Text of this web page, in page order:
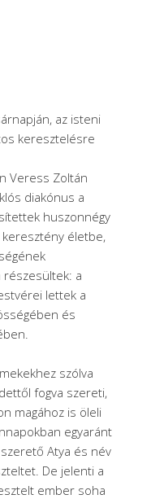
az isteni
keresztelésre
Veress Zoltán
diakónus a
huszonnégy
életbe,
részesültek: a
lettek a
és
szólva
fogva szereti,
magához is öleli
egyaránt
Atya és név
De jelenti a
ember soha